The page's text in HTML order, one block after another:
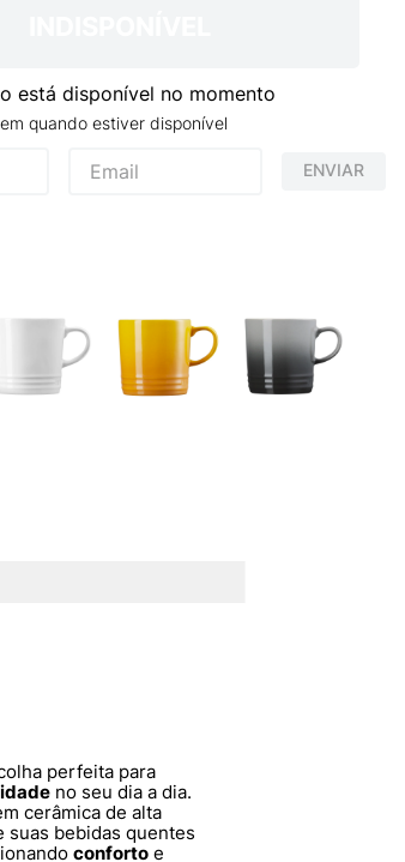
está disponível no momento
quando estiver disponível
ENVIAR
perfeita para
no seu dia a dia.
cerâmica de alta
suas bebidas quentes
conforto e